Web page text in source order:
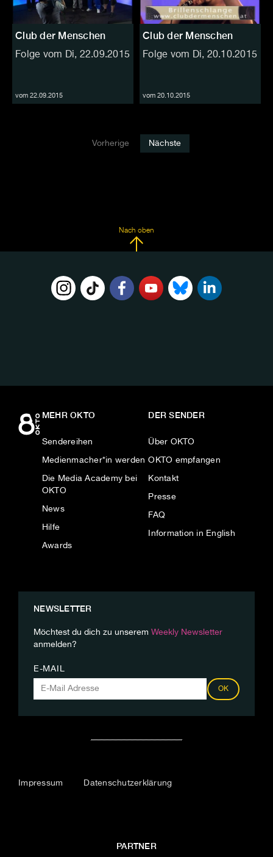
Club der Menschen
Folge vom Di, 22.09.2015
vom 22.09.2015
Club der Menschen
Folge vom Di, 20.10.2015
vom 20.10.2015
Vorherige Nächste
Nach oben
MEHR OKTO
Sendereihen
Medienmacher*in werden
Die Media Academy bei
OKTO
News
Hilfe
Awards
DER SENDER
Über OKTO
OKTO empfangen
Kontakt
Presse
FAQ
Information in English
NEWSLETTER
Möchtest du dich zu unserem Weekly Newsletter
anmelden?
E-MAIL
OK
Impressum Datenschutzerklärung
PARTNER